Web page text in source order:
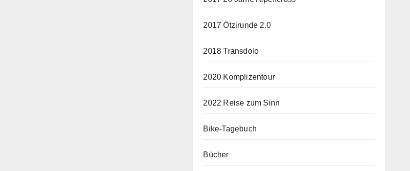
2017 Ötzirunde 2.0
2018 Transdolo
2020 Komplizentour
2022 Reise zum Sinn
Bike-Tagebuch
Bücher